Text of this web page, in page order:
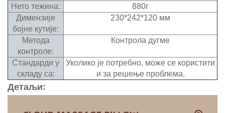
Нето тежина:
880г
Димензије
бојне кутије:
230*242*120 мм
Метода
контроле:
Контрола дугме
Стандарди у
складу са:
Уколико је потребно, може се користити
и за решење проблема.
Детаљи: